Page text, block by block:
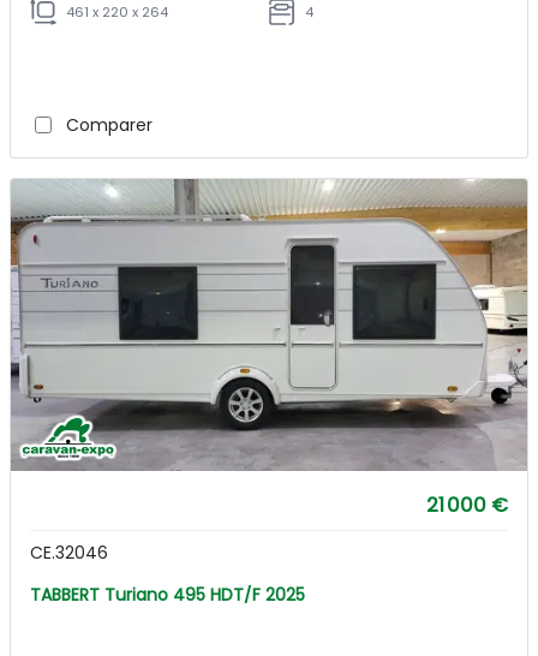
461 x 220 x 264 4
Comparer
21 000 €
CE.32046
TABBERT Turiano 495 HDT/F 2025